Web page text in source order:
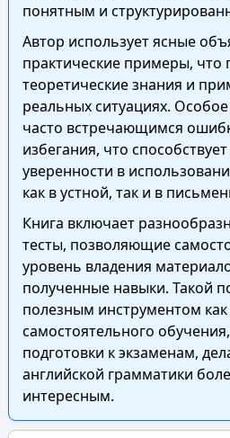
понятным и
Автор использует ясные
практические примеры, что
теоретические знания и
реальных ситуациях.
часто встречающимся
избегания, что
уверенности в
как в устной, так и в
Книга включает
тесты, позволяющие
уровень владения
полученные навыки. Такой
полезным инструментом как
самостоятельного
подготовки к экзаменам,
английской грамматики
интересным.